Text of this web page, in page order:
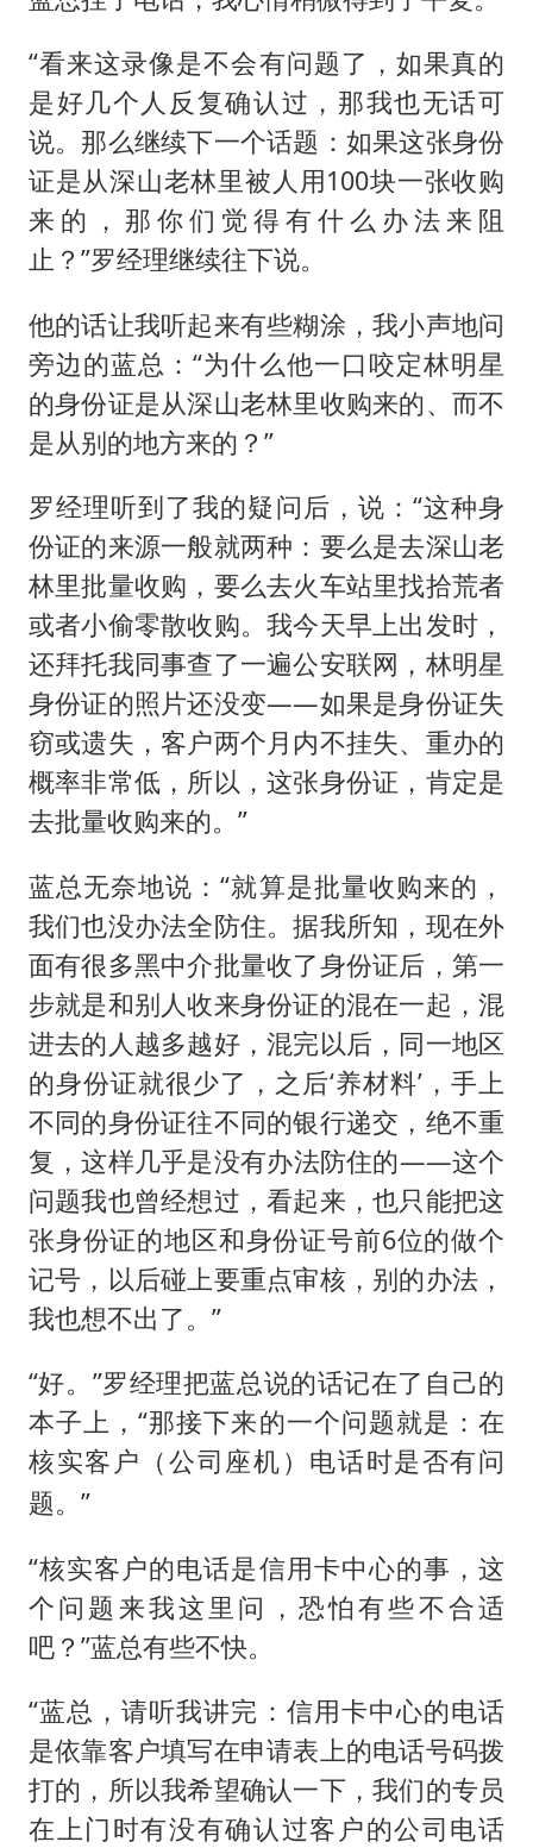
“看来这录像是不会有问题了，如果真的
是好几个人反复确认过，那我也无话可
说。那么继续下一个话题：如果这张身份
证是从深山老林里被人用100块一张收购
来的，那你们觉得有什么办法来阻
止？”罗经理继续往下说。
他的话让我听起来有些糊涂，我小声地问
旁边的蓝总：“为什么他一口咬定林明星
的身份证是从深山老林里收购来的、而不
是从别的地方来的？”
罗经理听到了我的疑问后，说：“这种身
份证的来源一般就两种：要么是去深山老
林里批量收购，要么去火车站里找拾荒者
或者小偷零散收购。我今天早上出发时，
还拜托我同事查了一遍公安联网，林明星
身份证的照片还没变——如果是身份证失
窃或遗失，客户两个月内不挂失、重办的
概率非常低，所以，这张身份证，肯定是
去批量收购来的。”
蓝总无奈地说：“就算是批量收购来的，
我们也没办法全防住。据我所知，现在外
面有很多黑中介批量收了身份证后，第一
步就是和别人收来身份证的混在一起，混
进去的人越多越好，混完以后，同一地区
的身份证就很少了，之后‘养材料’，手上
不同的身份证往不同的银行递交，绝不重
复，这样几乎是没有办法防住的——这个
问题我也曾经想过，看起来，也只能把这
张身份证的地区和身份证号前6位的做个
记号，以后碰上要重点审核，别的办法，
我也想不出了。”
“好。”罗经理把蓝总说的话记在了自己的
本子上，“那接下来的一个问题就是：在
核实客户
（公司座机） 电话时是否有问
题。”
“核实客户的电话是信用卡中心的事，这
个问题来我这里问，恐怕有些不合适
吧？”蓝总有些不快。
“蓝总，请听我讲完：信用卡中心的电话
是依靠客户填写在申请表上的电话号码拨
打的，所以我希望确认一下，我们的专员
在上门时有没有确认过客户的公司电话